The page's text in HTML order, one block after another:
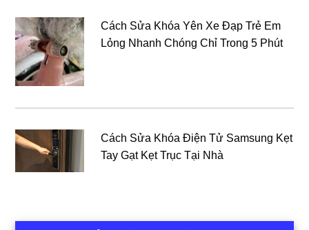
Cách Sửa Khóa Yên Xe Đạp Trẻ Em
Lỏng Nhanh Chóng Chỉ Trong 5 Phút
Cách Sửa Khóa Điện Tử Samsung Kẹt
Tay Gạt Kẹt Trục Tại Nhà